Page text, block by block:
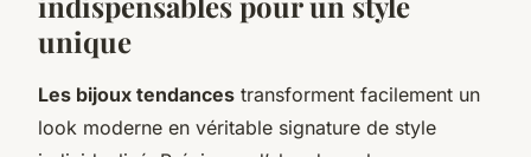
unique
Les bijoux tendances transforment facilement un
look moderne en véritable signature de style